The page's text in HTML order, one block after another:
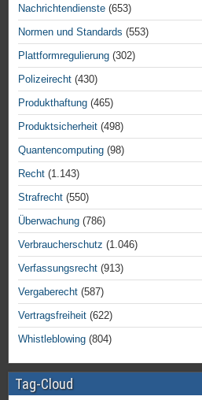
Nachrichtendienste (653)
Normen und Standards (553)
Plattformregulierung (302)
Polizeirecht (430)
Produkthaftung (465)
Produktsicherheit (498)
Quantencomputing (98)
Recht (1.143)
Strafrecht (550)
Überwachung (786)
Verbraucherschutz (1.046)
Verfassungsrecht (913)
Vergaberecht (587)
Vertragsfreiheit (622)
Whistleblowing (804)
Tag-Cloud